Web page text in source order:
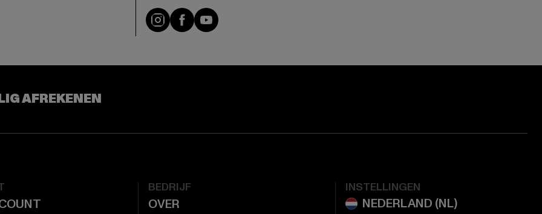
Visit our Instagram page:
Visit our Facebook page:
Visit our YouTube channel:
AFREKENEN
BEDRIJF
OVER
INSTELLINGEN